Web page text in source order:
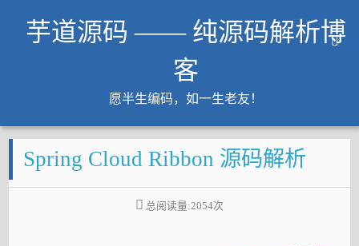
芋道源码 —— 纯源码解析博
客
愿半生编码，如一生老友！
文章
知识星球
Github
Spring Cloud Ribbon 源码解析
总阅读量:2054次